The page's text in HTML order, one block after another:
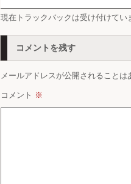
現在トラックバックは受け付けてい
コメントを残す
メールアドレスが公開されることは
コメント ※